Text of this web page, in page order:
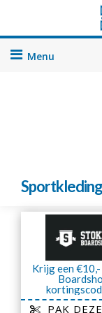
Skip
Sportkleding
Krijg een
inschrijving
PAK